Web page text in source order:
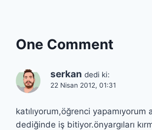
One Comment
serkan dedi ki:
22 Nisan 2012, 01:31
katılıyorum,öğrenci yapamıyorum
dediğinde iş bitiyor.önyargıları